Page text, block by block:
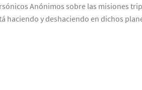
Anónimos sobre las misiones
haciendo y deshaciendo en dichos